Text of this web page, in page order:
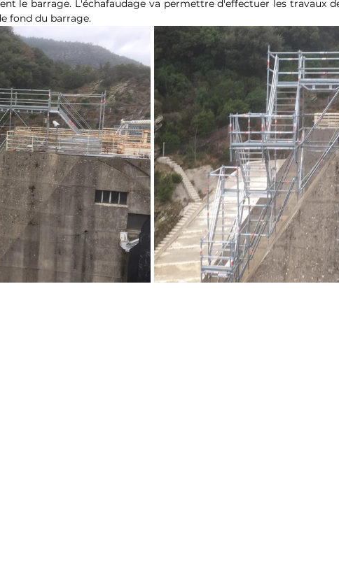
le barrage. L'échafaudage va permettre d'effectuer les travaux
fond du barrage.